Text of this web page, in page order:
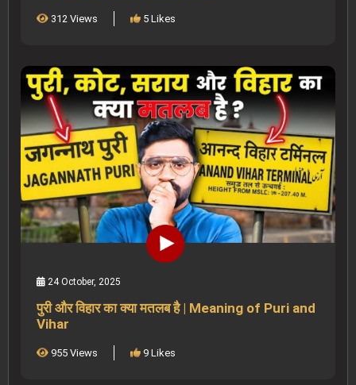
312 Views 5 Likes
24 October, 2025
पुरी और विहार का क्या मतलब है | Meaning of Puri and
Vihar
955 Views 9 Likes